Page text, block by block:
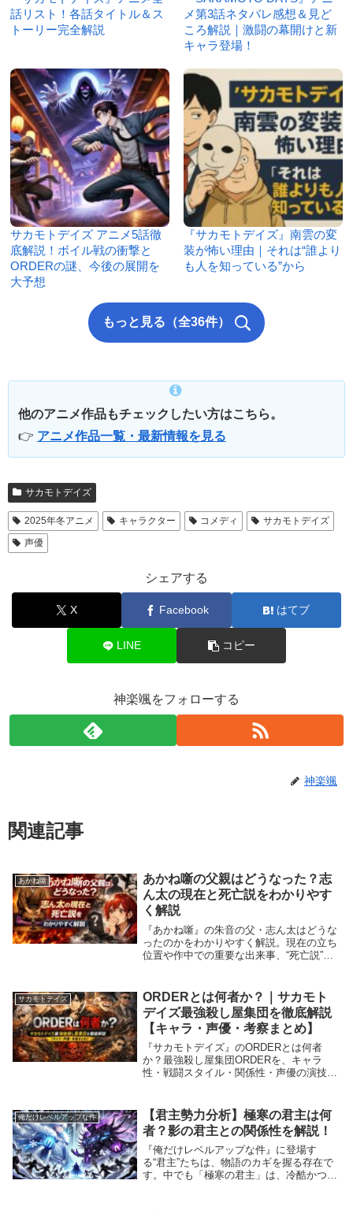
話リスト！各話タイトル＆ス
トーリー完全解説
メ第3話ネタバレ感想＆見ど
ころ解説｜激闘の幕開けと新
キャラ登場！
サカモトデイズ アニメ5話徹
底解説！ボイル戦の衝撃と
ORDERの謎、今後の展開を
大予想
『サカモトデイズ』南雲の変
装が怖い理由｜それは“誰より
も人を知っている”から
もっと見る（全36件）
他のアニメ作品もチェックしたい方はこちら。
👉 アニメ作品一覧・最新情報を見る
サカモトデイズ
2025年冬アニメ キャラクター コメディ
サカモトデイズ
声優
シェアする
X Facebook はてブ
LINE コピー
神楽颯をフォローする
神楽颯
関連記事
あかね噺
あかね噺の父親はどうなった？志
ん太の現在と死亡説をわかりやす
く解説
『あかね噺』の朱音の父・志ん太はどうな
ったのかをわかりやすく解説。現在の立ち
位置や作中での重要な出来事、“死亡説”の
サカモトデイズ
ORDERとは何者か？｜サカモト
デイズ最強殺し屋集団を徹底解説
【キャラ・声優・考察まとめ】
『サカモトデイズ』のORDERとは何者
か？最強殺し屋集団ORDERを、キャラ
性・戦闘スタイル・関係性・声優の演技・
め記事。
俺だけレベルアップな件
【君主勢力分析】極寒の君主は何
者？影の君主との関係性を解説！
『俺だけレベルアップな件』に登場す
る“君主”たちは、物語のカギを握る存在で
す。中でも「極寒の君主」は、冷酷かつ強